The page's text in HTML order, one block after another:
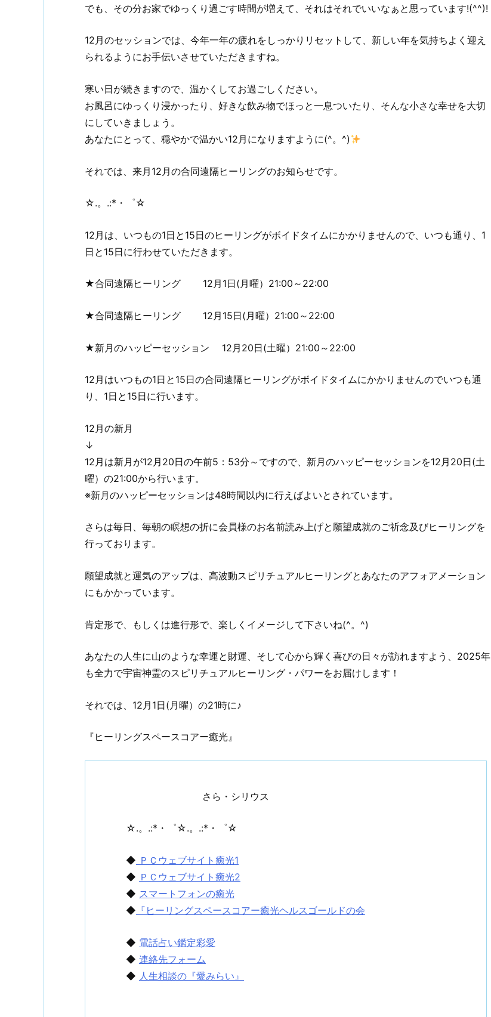
でも、その分お家でゆっくり過ごす時間が増えて、それはそれでいいなぁと思っています!(^^)!
12月のセッションでは、今年一年の疲れをしっかりリセットして、新しい年を気持ちよく迎え
られるようにお手伝いさせていただきますね。
寒い日が続きますので、温かくしてお過ごしください。
お風呂にゆっくり浸かったり、好きな飲み物でほっと一息ついたり、そんな小さな幸せを大切
にしていきましょう。
あなたにとって、穏やかで温かい12月になりますように(^。^)
それでは、来月12月の合同遠隔ヒーリングのお知らせです。
☆.。.:*・゜☆
12月は、いつもの1日と15日のヒーリングがボイドタイムにかかりませんので、いつも通り、1
日と15日に行わせていただきます。
★合同遠隔ヒーリング 12月1日(月曜）21:00～22:00
★合同遠隔ヒーリング 12月15日(月曜）21:00～22:00
★新月のハッピーセッション 12月20日(土曜）21:00～22:00
12月はいつもの1日と15日の合同遠隔ヒーリングがボイドタイムにかかりませんのでいつも通
り、1日と15日に行います。
12月の新月
↓
12月は新月が12月20日の午前5：53分～ですので、新月のハッピーセッションを12月20日(土
曜）の21:00から行います。
※新月のハッピーセッションは48時間以内に行えばよいとされています。
さらは毎日、毎朝の瞑想の折に会員様のお名前読み上げと願望成就のご祈念及びヒーリングを
行っております。
願望成就と運気のアップは、高波動スピリチュアルヒーリングとあなたのアフォアメーション
にもかかっています。
肯定形で、もしくは進行形で、楽しくイメージして下さいね(^。^)
あなたの人生に山のような幸運と財運、そして心から輝く喜びの日々が訪れますよう、2025年
も全力で宇宙神霊のスピリチュアルヒーリング・パワーをお届けします！
それでは、12月1日(月曜）の21時に♪
『ヒーリングスペースコアー癒光』
さら・シリウス
☆.。.:*・゜☆.。.:*・゜☆
◆ ＰＣウェブサイト癒光1
◆ ＰＣウェブサイト癒光2
◆ スマートフォンの癒光
◆ 『ヒーリングスペースコアー癒光ヘルスゴールドの会
◆ 電話占い鑑定彩愛
◆ 連絡先フォーム
◆ 人生相談の『愛みらい』